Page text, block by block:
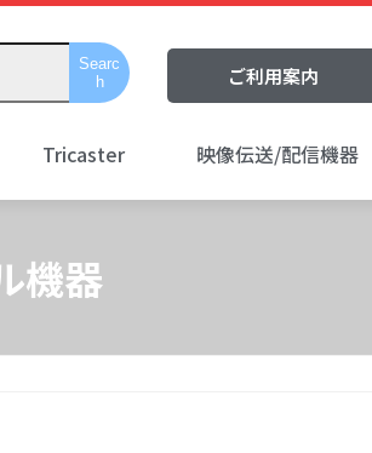
Searc
h
ご利用案内
Tricaster 映像伝送/配信機器
機器